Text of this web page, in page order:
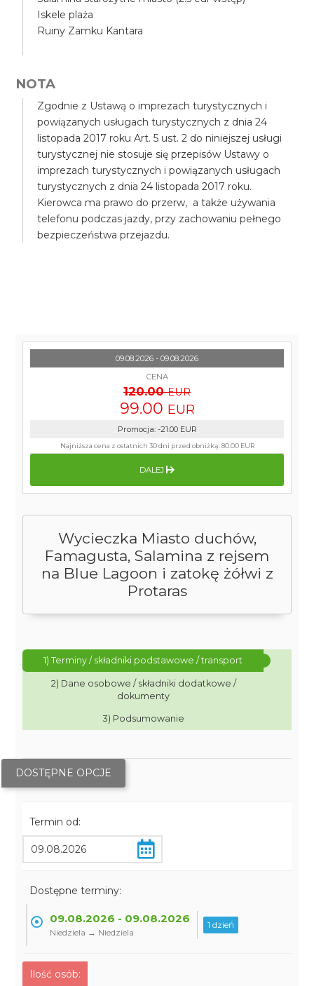
Iskele plaża
Ruiny Zamku Kantara
NOTA
Zgodnie z Ustawą o imprezach turystycznych i
powiązanych usługach turystycznych z dnia 24
listopada 2017 roku Art. 5 ust. 2 do niniejszej usługi
turystycznej nie stosuje się przepisów Ustawy o
imprezach turystycznych i powiązanych usługach
turystycznych z dnia 24 listopada 2017 roku.
Kierowca ma prawo do przerw, a także używania
telefonu podczas jazdy, przy zachowaniu pełnego
bezpieczeństwa przejazdu.
Wycieczka Miasto duchów,
Famagusta, Salamina z rejsem
na Blue Lagoon i zatokę żółwi z
Protaras
1) Terminy / składniki podstawowe / transport
2) Dane osobowe / składniki dodatkowe /
dokumenty
3) Podsumowanie
DOSTĘPNE OPCJE
Termin od:
Dostępne terminy:
09.08.2026 - 09.08.2026
Niedziela → Niedziela
1 dzień
Ilość osób:
09.08.2026 - 09.08.2026
CENA
120.00 EUR
99.00 EUR
Promocja: -21.00 EUR
Najniższa cena z ostatnich 30 dni przed obniżką:80.00 EUR
DALEJ